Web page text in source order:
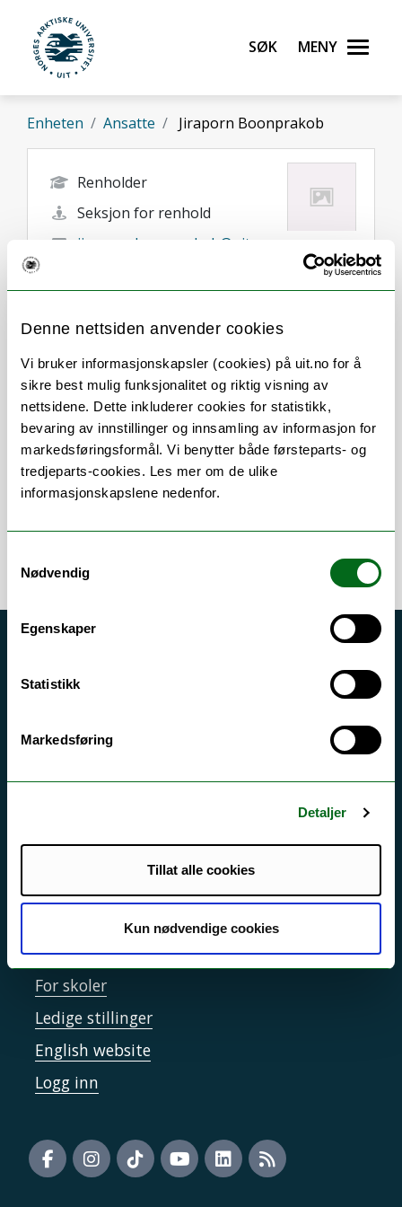
Denne nettsiden anvender cookies
Vi bruker informasjonskapsler (cookies) på uit.no for å
sikre best mulig funksjonalitet og riktig visning av
nettsidene. Dette inkluderer cookies for statistikk,
bevaring av innstillinger og innsamling av informasjon for
markedsføringsformål. Vi benytter både førsteparts- og
tredjeparts-cookies. Les mer om de ulike
informasjonskapslene nedenfor.
Nødvendig
Egenskaper
Statistikk
Markedsføring
Detaljer
Tillat alle cookies
Kun nødvendige cookies
Gå til hovedinnhold
UiT Norges arktiske universitet
Søk Meny
Enheten Ansatte Jiraporn Boonprakob
Renholder
Seksjon for renhold
jiraporn.boonprakob@uit.no
Om Forskning og undervisning
Si ifra!
Personvern ved UiT
Sikkerhet, beredskap og personvern
Tilgjengelighetserklæring
Kontakt UiT
For media
For skoler
Ledige stillinger
English website
Logg inn